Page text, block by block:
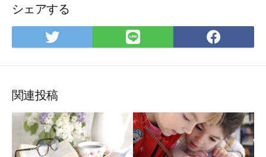
シェアする
Twitter
で
LINE
で
で
関連投稿